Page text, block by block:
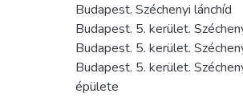
Budapest. Széchenyi lánchíd
Budapest. 5. kerület.
Budapest. 5. kerület.
Budapest. 5. kerület.
épülete